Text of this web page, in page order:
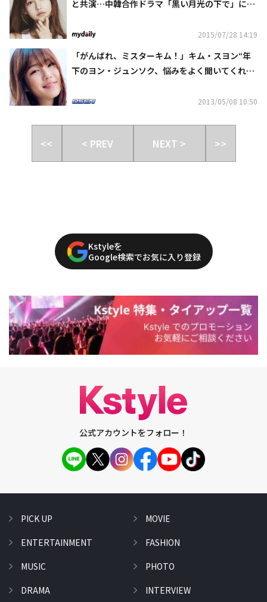
と共演…中韓合作ドラマ「黒い月光の下で」にキ
2015/07/28 14:19
「がんばれ、ミスターキム！」キム・スヨン“年
下のヨン・ジュンソク、悩みをよく聞いてくれ
2013/05/08 10:50
<< < PREV NEXT > >>
Kstyleを
Google検索でお気に入り登録
公式アカウントをフォロー！
PICK UP
ENTERTAINMENT
MUSIC
DRAMA
MOVIE
FASHION
PHOTO
INTERVIEW